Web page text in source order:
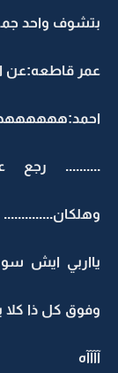
بتشوف واحد
عمر
.......... رجع
وهلكان..............
يااربي ايش
وفوق كل ذا كلا
آآآآه